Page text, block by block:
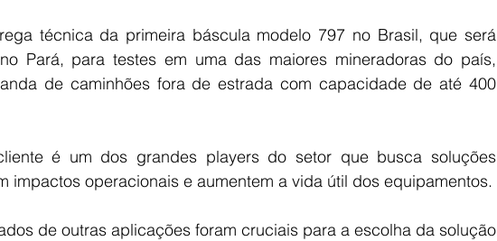
técnica da primeira báscula modelo 797 no Brasil, que será
Pará, para testes em uma das maiores mineradoras do país,
de caminhões fora de estrada com capacidade de até 400
é um dos grandes players do setor que busca soluções
impactos operacionais e aumentem a vida útil dos equipamentos.
de outras aplicações foram cruciais para a escolha da solução